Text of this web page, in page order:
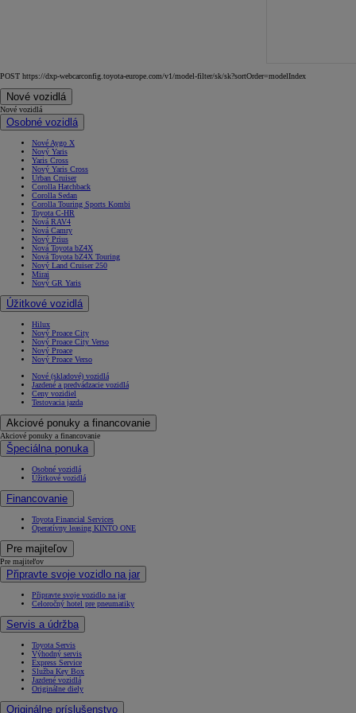
Od22 390 €
vr. zvýhodnenia
a bonusu za výkup800 €
Corolla Sedan
AJ HYBRID
POST https://dxp-webcarconfig.toyota-europe.com/v1/model-filter/sk/sk?sortOrder=modelIndex
Nové vozidlá
Nové vozidlá
Osobné vozidlá
Nové Aygo X
Nový Yaris
Yaris Cross
Nový Yaris Cross
Urban Cruiser
Corolla Hatchback
Corolla Sedan
Corolla Touring Sports Kombi
Toyota C-HR
Nová RAV4
Nová Camry
Nový Prius
Nová Toyota bZ4X
Nová Toyota bZ4X Touring
Nový Land Cruiser 250
Mirai
Nový GR Yaris
Úžitkové vozidlá
Hilux
Nový Proace City
Nový Proace City Verso
Nový Proace
Nový Proace Verso
Nové (skladové) vozidlá
Jazdené a predvádzacie vozidlá
Ceny vozidiel
Testovacia jazda
Akciové ponuky a financovanie
Akciové ponuky a financovanie
Špeciálna ponuka
Osobné vozidlá
Úžitkové vozidlá
Financovanie
Toyota Financial Services
Operatívny leasing KINTO ONE
Pre majiteľov
Pre majiteľov
Připravte svoje vozidlo na jar
Připravte svoje vozidlo na jar
Celoročný hotel pre pneumatiky
Servis a údržba
Toyota Servis
Výhodný servis
Express Service
Služba Key Box
Jazdené vozidlá
Originálne diely
Originálne príslušenstvo